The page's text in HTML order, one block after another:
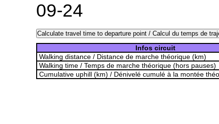
09-24
Calculate travel time to departure point / Calcul du temps de
Infos circuit
Walking distance / Distance de marche théorique (km)
Walking time / Temps de marche théorique (hors pauses)
Cumulative uphill (km) / Dénivelé cumulé à la montée